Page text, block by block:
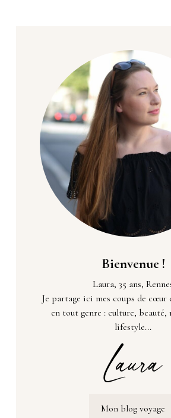
Bienvenue !
Laura, 35 ans,
Je partage ici mes coups de cœur
en tout genre : culture, beauté,
lifestyle...
Mon blog voyage